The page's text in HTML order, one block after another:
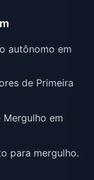
autônomo em
de Primeira
em
para mergulho.